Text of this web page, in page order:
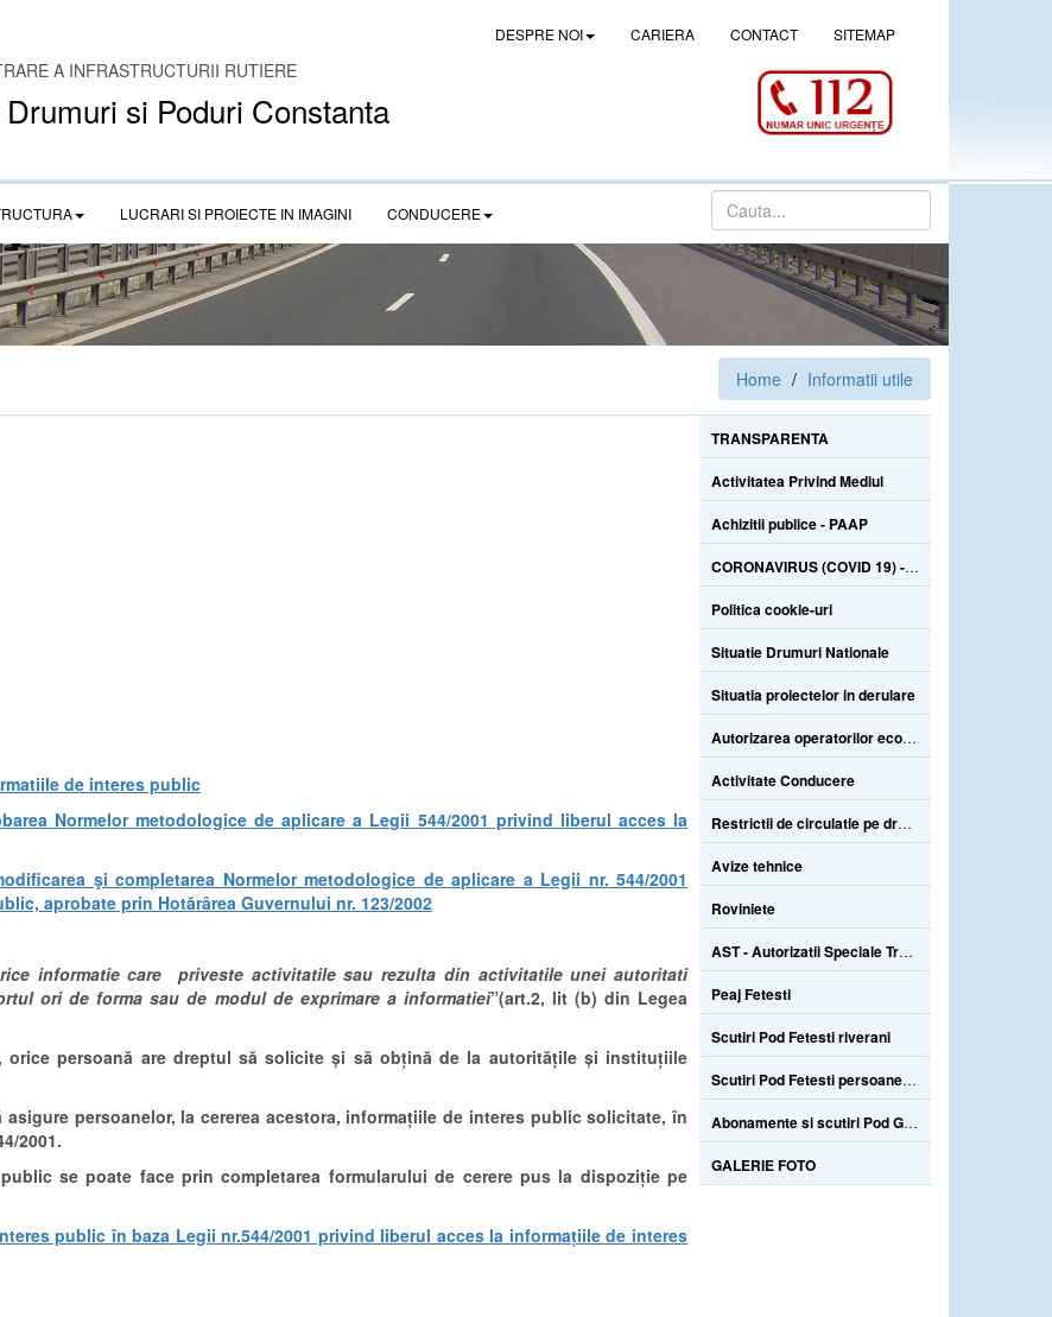
DESPRE NOI CARIERA CONTACT SITEMAP
A INFRASTRUCTURII RUTIERE
si Poduri Constanta
LUCRARI SI PROIECTE IN IMAGINI CONDUCERE
Home Informatii utile
TRANSPARENTA
Activitatea Privind Mediul
Achizitii publice - PAAP
CORONAVIRUS (COVID 19) - Informatii utile si masuri autoprotectie
Politica cookie-uri
Situatie Drumuri Nationale
Situatia proiectelor in derulare
Autorizarea operatorilor economici specializati, a autovehiculelor de insotire si atestare a personalului specializat
Activitate Conducere
Restrictii de circulatie pe drumurile nationale din romania
Avize tehnice
Roviniete
AST - Autorizatii Speciale Transport
Peaj Fetesti
Scutiri Pod Fetesti riverani
Scutiri Pod Fetesti persoane cu handicap
Abonamente si scutiri Pod Giurgeni
GALERIE FOTO
de interes public
Normelor metodologice de aplicare a Legii 544/2001 privind liberul acces la
şi completarea Normelor metodologice de aplicare a Legii nr. 544/2001
aprobate prin Hotărârea Guvernului nr. 123/2002
informatie care priveste activitatile sau rezulta din activitatile unei autoritati
ori de forma sau de modul de exprimare a informatiei”(art.2, lit (b) din Legea
orice persoană are dreptul să solicite și să obțină de la autoritățile și instituțiile
persoanelor, la cererea acestora, informațiile de interes public solicitate, în
2001.
se poate face prin completarea formularului de cerere pus la dispoziție pe
public în baza Legii nr.544/2001 privind liberul acces la informațiile de interes